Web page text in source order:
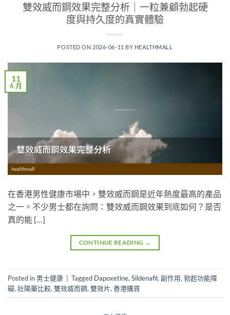
雙效威而鋼效果完整分析｜一粒兼顧勃起硬
度與持久度的真實體驗
POSTED ON 2026-06-11 BY HEALTHMALL
11
6 月
在香港男性健康市場中，雙效威而鋼是近年熱度最高的產品
之一。不少男士都在詢問：雙效威而鋼效果到底如何？是否
真的能 […]
CONTINUE READING →
Posted in 男士健康 Tagged Dapoxetine, Sildenafil, 副作用, 勃起功能障
礙, 壯陽藥比較, 雙效威而鋼, 雙效片, 香港購買